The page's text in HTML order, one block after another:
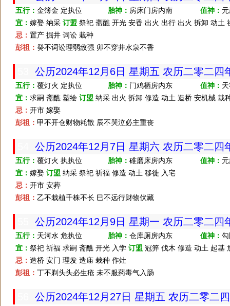
五行： 金簿金 定执位 胎神： 房床门房内南 值神：
宜： 嫁娶 纳采 订盟 祭祀 斋醮 开光 安香 出火 出行 出火 拆卸 动土
忌： 置产 掘井 词讼 栽种
彭祖： 癸不词讼理弱敌强 卯不穿井水泉不香
公历2024年12月6日 星期五 农历二零二
五行： 覆灯火 定执位 胎神： 门鸡栖房内东 值神：
宜： 求嗣 斋醮 塑绘 订盟 纳采 出火 拆卸 修造 动土 造桥 安机械 栽
忌： 开市 嫁娶
彭祖： 甲不开仓财物耗散 辰不哭泣必主重丧
公历2024年12月7日 星期六 农历二零二
五行： 覆灯火 执执位 胎神： 碓磨床房内东 值神：
宜： 嫁娶 订盟 纳采 祭祀 祈福 修造 动土 移徙 入宅
忌： 开市 安葬
彭祖： 乙不栽植千株不长 巳不远行财物伏藏
公历2024年12月9日 星期一 农历二零二
五行： 天河水 危执位 胎神： 仓库厕房内东 值神：
宜： 祭祀 祈福 求嗣 斋醮 开光 入学 订盟 冠笄 伐木 修造 动土 起基
忌： 造桥 安门 理发 造庙 栽种 作灶
彭祖： 丁不剃头头必生疮 未不服药毒气入肠
公历2024年12月27日 星期五 农历二零二